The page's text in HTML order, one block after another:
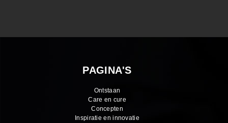
PAGINA'S
Ontstaan
Care en cure
Concepten
Inspiratie en innovatie